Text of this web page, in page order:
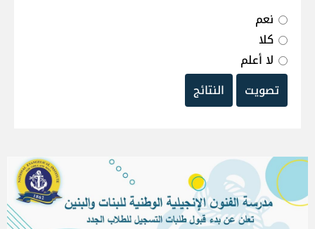
نعم
كلا
لا أعلم
تصويت
النتائج